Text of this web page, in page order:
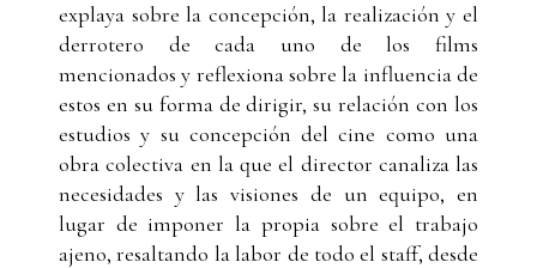
explaya sobre la concepción, la realización y el
derrotero de cada uno de los films
mencionados y reflexiona sobre la influencia de
estos en su forma de dirigir, su relación con los
estudios y su concepción del cine como una
obra colectiva en la que el director canaliza las
necesidades y las visiones de un equipo, en
lugar de imponer la propia sobre el trabajo
ajeno, resaltando la labor de todo el staff, desde